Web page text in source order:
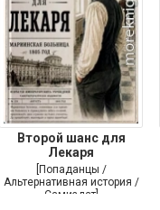
Второй шанс для
Лекаря
[Попаданцы /
Альтернативная история /
Самиздат]